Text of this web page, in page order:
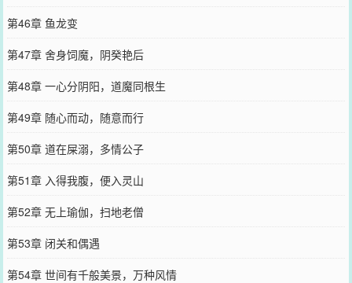
第46章 鱼龙变
第47章 舍身饲魔，阴癸艳后
第48章 一心分阴阳，道魔同根生
第49章 随心而动，随意而行
第50章 道在屎溺，多情公子
第51章 入得我腹，便入灵山
第52章 无上瑜伽，扫地老僧
第53章 闭关和偶遇
第54章 世间有千般美景，万种风情